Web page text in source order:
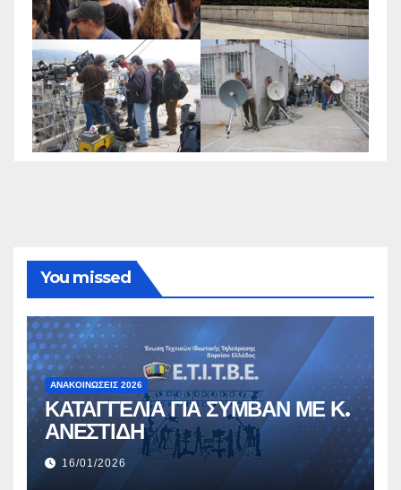
You missed
ΑΝΑΚΟΙΝΏΣΕΙΣ 2026
ΚΑΤΑΓΓΕΛΙΑ ΓΙΑ ΣΥΜΒΑΝ ΜΕ Κ.
ΑΝΕΣΤΙΔΗ
16/01/2026